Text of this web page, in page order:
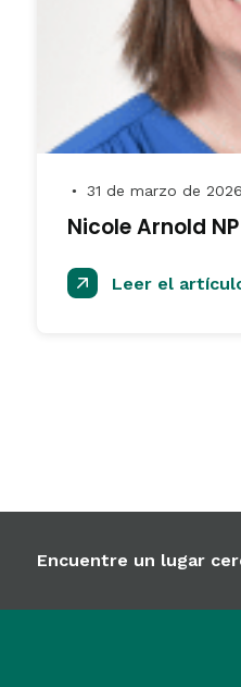
● 31 de marzo de 2026
Nicole Arnold NP
Leer el
Encuentre un lugar